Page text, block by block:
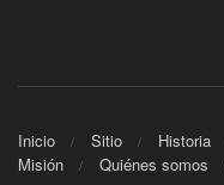
Inicio Sitio Historia
Misión
Quiénes somos